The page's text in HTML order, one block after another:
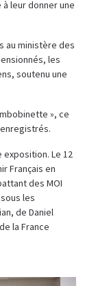
leur donner une
au ministère des
les
soutenu une
», ce
exposition. Le 12
Français en
des MOI
les
de Daniel
la France